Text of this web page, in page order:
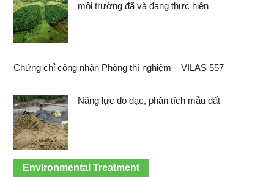
môi trường đã và đang thực hiện
Chứng chỉ công nhận Phòng thí nghiệm – VILAS 557
Năng lực đo đạc, phân tích mẫu đất
Environmental Treatment